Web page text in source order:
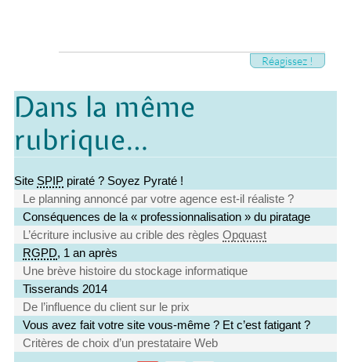
Réagissez !
Dans la même
rubrique…
Site SPIP piraté ? Soyez Pyraté !
Le planning annoncé par votre agence est-il réaliste ?
Conséquences de la « professionnalisation » du piratage
L’écriture inclusive au crible des règlesOpquast
RGPD, 1 an après
Une brève histoire du stockage informatique
Tisserands 2014
De l’influence du client sur le prix
Vous avez fait votre site vous-même ? Et c’est fatigant ?
Critères de choix d’un prestataire Web